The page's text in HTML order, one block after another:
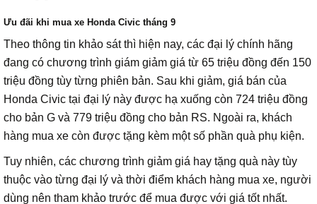
Ưu đãi khi mua xe Honda Civic tháng 9
Theo thông tin khảo sát thì hiện nay, các đại lý chính hãng
đang có chương trình giám giảm giá từ 65 triệu đồng đến 150
triệu đồng tùy từng phiên bản. Sau khi giảm, giá bán của
Honda Civic tại đại lý này được hạ xuống còn 724 triệu đồng
cho bản G và 779 triệu đồng cho bản RS. Ngoài ra, khách
hàng mua xe còn được tặng kèm một số phần quà phụ kiện.
Tuy nhiên, các chương trình giảm giá hay tặng quà này tùy
thuộc vào từng đại lý và thời điểm khách hàng mua xe, người
dùng nên tham khảo trước để mua được với giá tốt nhất.